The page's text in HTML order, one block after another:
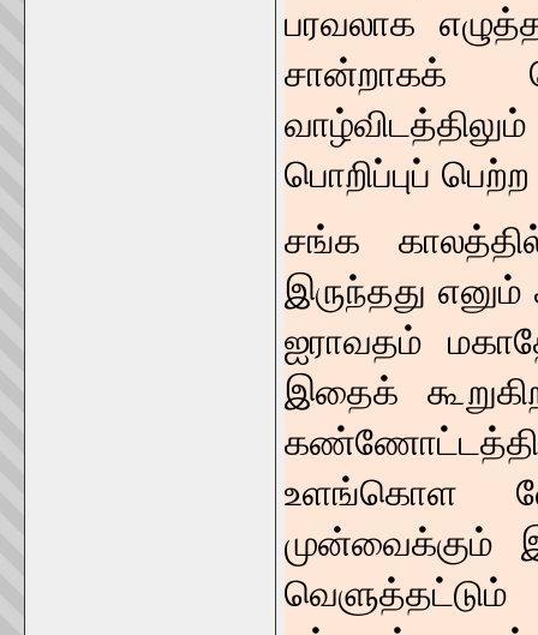
பரவலாக
சான்றாகக்
பொறிப்புப்
சங்க
இருந்தது
ஐராவதம்
இதைக்
கண்ணோட்டத்தில்
உளங்கொள
முன்வைக்கும்
வெளுத்தட்டும்